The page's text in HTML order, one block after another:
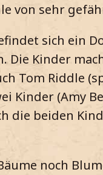
von sehr
sich ein
Die Kinder
Tom Riddle
Kinder (Amy
die beiden
noch